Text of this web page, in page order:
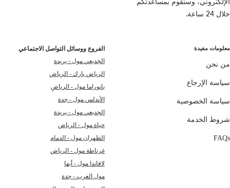
خلال 24 ساعة.
معلومات مفيدة
من نحن
سياسة الإرجاع
سياسة الخصوصية
شروط الخدمة
FAQs
الفروع ووسائل التواصل الاجتماعي
الجديعي مول - بريدة
الرياض بارك - الرياض
بانوراما مول - الرياضِ
الأندلس مول - جدة
الجديعي مول - بريدة
حياة مول - الرياض
الظهران مول - الدمام
غرناطة مول - الرياض
لافاندا مول - أبها
مول العرب - جدة